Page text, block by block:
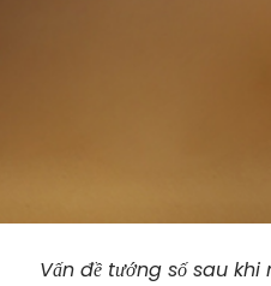
Vấn đề tướng số sau